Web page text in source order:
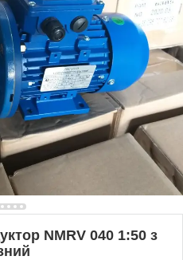
NMRV 040 1:50 з